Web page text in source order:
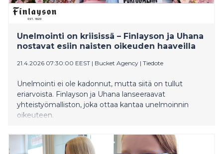
Unelmointi on kriisissä – Finlayson ja Uhana
nostavat esiin naisten oikeuden haaveilla
21.4.2026 07:30:00 EEST | Bucket Agency | Tiedote
Unelmointi ei ole kadonnut, mutta siitä on tullut
eriarvoista. Finlayson ja Uhana lanseeraavat
yhteistyömalliston, joka ottaa kantaa unelmoinnin
oikeuteen.